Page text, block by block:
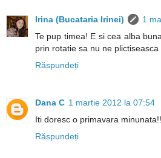
Irina (Bucataria Irinei)
1
Te pup timea! E si cea alba
prin rotatie sa nu ne plictiseasca
Răspundeți
Dana C 1 martie 2012 la 07:54
Iti doresc o primavara
Răspundeți